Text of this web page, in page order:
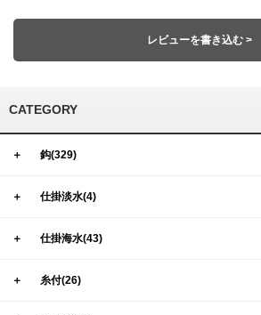
レビューを書き込む >
CATEGORY
＋ 鈎(329)
＋ 仕掛淡水(4)
＋ 仕掛海水(43)
＋ 糸付(26)